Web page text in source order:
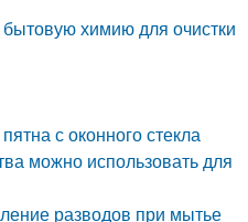
химию для очистки
с оконного стекла
можно использовать для
разводов при мытье